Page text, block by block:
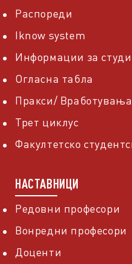
Распореди
Iknow system
Информации за
Огласна табла
Пракси/ Вработувања
Трет циклус
Факултетско
НАСТАВНИЦИ
Редовни професори
Вонредни професори
Доценти